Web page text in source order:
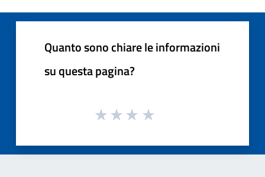
Quanto sono chiare le informazioni
su questa pagina?